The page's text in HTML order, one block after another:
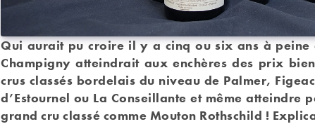
Qui aurait pu croire il y a cinq ou six ans à peine
Champigny atteindrait aux enchères des prix
crus classés bordelais du niveau de Palmer,
d’Estournel ou La Conseillante et même atteindre
grand cru classé comme Mouton Rothschild !